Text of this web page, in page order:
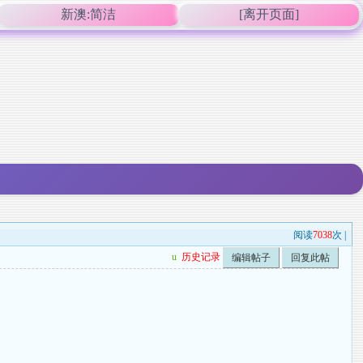
新澳:简洁 [离开页面]
阅读7038次 |
u 历史记录 编辑帖子 回复此帖